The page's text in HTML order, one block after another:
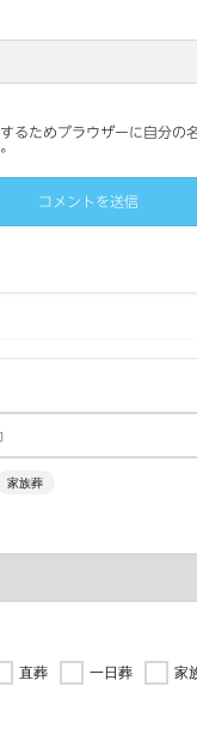
るためブラウザーに自分の
家族葬
直葬 一日葬
家